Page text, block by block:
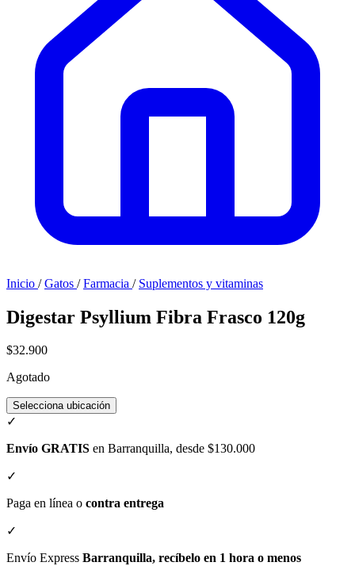
Inicio / Gatos / Farmacia / Suplementos y vitaminas
Digestar Psyllium Fibra Frasco 120g
$32.900
Agotado
Selecciona ubicación
✓
Envío GRATIS en Barranquilla, desde $130.000
✓
Paga en línea o contra entrega
✓
Envío Express Barranquilla, recíbelo en 1 hora o menos